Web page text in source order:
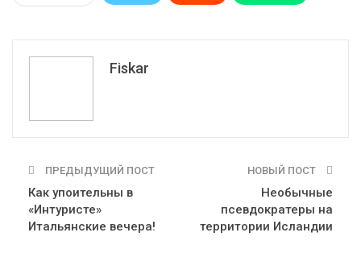
Fiskar
ПРЕДЫДУЩИЙ ПОСТ
Как упоительны в
«Интуристе»
Итальянские вечера!
НОВЫЙ ПОСТ
Необычные
псевдократеры на
территории Исландии